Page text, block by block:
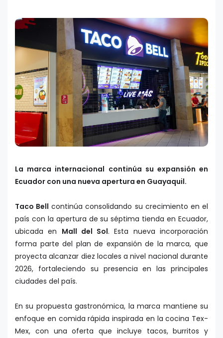
La marca internacional continúa su expansión en
Ecuador con una nueva apertura en Guayaquil.
Taco Bell continúa consolidando su crecimiento en el
país con la apertura de su séptima tienda en Ecuador,
ubicada en Mall del Sol. Esta nueva incorporación
forma parte del plan de expansión de la marca, que
proyecta alcanzar diez locales a nivel nacional durante
2026, fortaleciendo su presencia en las principales
ciudades del país.
En su propuesta gastronómica, la marca mantiene su
enfoque en comida rápida inspirada en la cocina Tex-
Mex, con una oferta que incluye tacos, burritos y